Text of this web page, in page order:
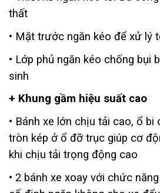
thất
• Mặt trước ngăn kéo để xử lý
• Lớp phủ ngăn kéo chống bụi
sinh
+ Khung gầm hiệu suất cao
• Bánh xe lớn chịu tải cao, ổ bi
tròn kép ở ổ đỡ trục giúp cơ
khi chịu tải trọng động cao
• 2 bánh xe xoay với chức